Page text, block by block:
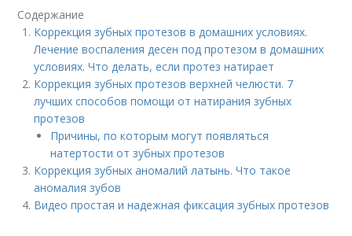
Содержание
Коррекция зубных протезов в домашних условиях.
Лечение воспаления десен под протезом в домашних
условиях. Что делать, если протез натирает
Коррекция зубных протезов верхней челюсти. 7
лучших способов помощи от натирания зубных
протезов
Причины, по которым могут появляться
натертости от зубных протезов
Коррекция зубных аномалий латынь. Что такое
аномалия зубов
Видео простая и надежная фиксация зубных протезов